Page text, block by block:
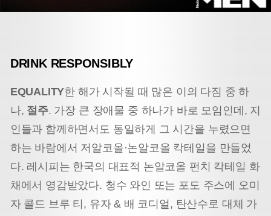
DRINK RESPONSIBLY
EQUALITY한 해가 시작될 때 많은 이의 다짐 중 하
나, 절주. 가장 큰 장애물 중 하나가 바로 모임인데, 지
인들과 함께하면서도 동일하게 그 시간을 누렸으면
하는 바람에서 저알코올·논알코올 칵테일을 만들었
다. 레시피는 한국의 대표적 논알코올 펀치 칵테일 화
채에서 영감받았다. 청수 와인 또는 포도 주스에 오미
자 콜드 브루 티, 유자 & 배 코디얼, 탄산수로 대체 가